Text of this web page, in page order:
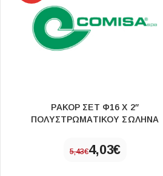
ΡΑΚΟΡ ΣΕΤ Φ16 X 2″
ΠΟΛΥΣΤΡΩΜΑΤΙΚΟΥ ΣΩΛΗΝΑ
5,43€4,03€